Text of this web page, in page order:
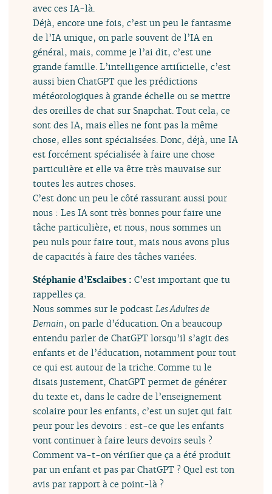
avec ces IA-là.
Déjà, encore une fois, c’est un peu le fantasme
de l’IA unique, on parle souvent de l’IA en
général, mais, comme je l’ai dit, c’est une
grande famille. L’intelligence artificielle, c’est
aussi bien ChatGPT que les prédictions
météorologiques à grande échelle ou se mettre
des oreilles de chat sur Snapchat. Tout cela, ce
sont des IA, mais elles ne font pas la même
chose, elles sont spécialisées. Donc, déjà, une IA
est forcément spécialisée à faire une chose
particulière et elle va être très mauvaise sur
toutes les autres choses.
C’est donc un peu le côté rassurant aussi pour
nous : Les IA sont très bonnes pour faire une
tâche particulière, et nous, nous sommes un
peu nuls pour faire tout, mais nous avons plus
de capacités à faire des tâches variées.
Stéphanie d’Esclaibes :C’est important que tu
rappelles ça.
Nous sommes sur le podcastLes Adultes de
Demain, on parle d’éducation. On a beaucoup
entendu parler de ChatGPT lorsqu’il s’agit des
enfants et de l’éducation, notamment pour tout
ce qui est autour de la triche. Comme tu le
disais justement, ChatGPT permet de générer
du texte et, dans le cadre de l’enseignement
scolaire pour les enfants, c’est un sujet qui fait
peur pour les devoirs : est-ce que les enfants
vont continuer à faire leurs devoirs seuls ?
Comment va-t-on vérifier que ça a été produit
par un enfant et pas par ChatGPT ? Quel est ton
avis par rapport à ce point-là ?